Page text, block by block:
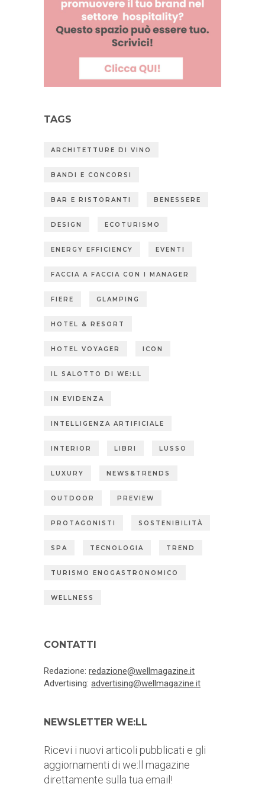
TAGS
ARCHITETTURE DI VINO
BANDI E CONCORSI
BAR E RISTORANTI BENESSERE
DESIGN ECOTURISMO
ENERGY EFFICIENCY EVENTI
FACCIA A FACCIA CON I MANAGER
FIERE GLAMPING
HOTEL & RESORT
HOTEL VOYAGER ICON
IL SALOTTO DI WE:LL
IN EVIDENZA
INTELLIGENZA ARTIFICIALE
INTERIOR LIBRI LUSSO
LUXURY NEWS&TRENDS
OUTDOOR PREVIEW
PROTAGONISTI SOSTENIBILITÀ
SPA TECNOLOGIA TREND
TURISMO ENOGASTRONOMICO
WELLNESS
CONTATTI
Redazione: redazione@wellmagazine.it
Advertising: advertising@wellmagazine.it
NEWSLETTER WE:LL
Ricevi i nuovi articoli pubblicati e gli
aggiornamenti di we:ll magazine
direttamente sulla tua email!